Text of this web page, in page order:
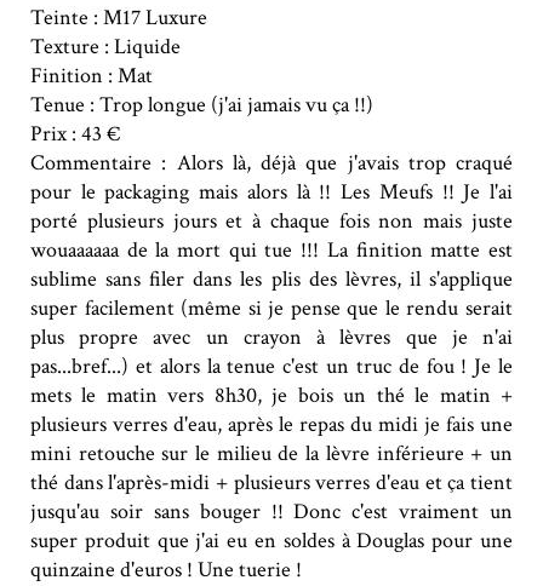
Teinte : M17 Luxure
Texture : Liquide
Finition : Mat
Tenue : Trop longue (j'ai jamais vu ça !!)
Prix : 43 €
Commentaire : Alors là, déjà que j'avais trop craqué
pour le packaging mais alors là !! Les Meufs !! Je l'ai
porté plusieurs jours et à chaque fois non mais juste
wouaaaaaa de la mort qui tue !!! La finition matte est
sublime sans filer dans les plis des lèvres, il s'applique
super facilement (même si je pense que le rendu serait
plus propre avec un crayon à lèvres que je n'ai
pas...bref...) et alors la tenue c'est un truc de fou ! Je le
mets le matin vers 8h30, je bois un thé le matin +
plusieurs verres d'eau, après le repas du midi je fais une
mini retouche sur le milieu de la lèvre inférieure + un
thé dans l'après-midi + plusieurs verres d'eau et ça tient
jusqu'au soir sans bouger !! Donc c'est vraiment un
super produit que j'ai eu en soldes à Douglas pour une
quinzaine d'euros ! Une tuerie !